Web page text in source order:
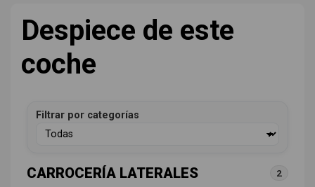
Despiece de este
coche
Filtrar por categorías
CARROCERÍA LATERALES 2